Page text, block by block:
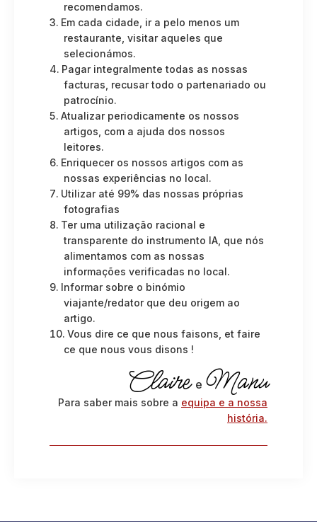
recomendamos.
Em cada cidade, ir a pelo menos um
restaurante, visitar aqueles que
selecionámos.
Pagar integralmente todas as nossas
facturas, recusar todo o partenariado ou
patrocínio.
Atualizar periodicamente os nossos
artigos, com a ajuda dos nossos
leitores.
Enriquecer os nossos artigos com as
nossas experiências no local.
Utilizar até 99% das nossas próprias
fotografias
Ter uma utilização racional e
transparente do instrumento IA, que nós
alimentamos com as nossas
informações verificadas no local.
Informar sobre o binómio
viajante/redator que deu origem ao
artigo.
Vous dire ce que nous faisons, et faire
ce que nous vous disons !
Claire e Manu
Para saber mais sobre a equipa e a nossa
história.